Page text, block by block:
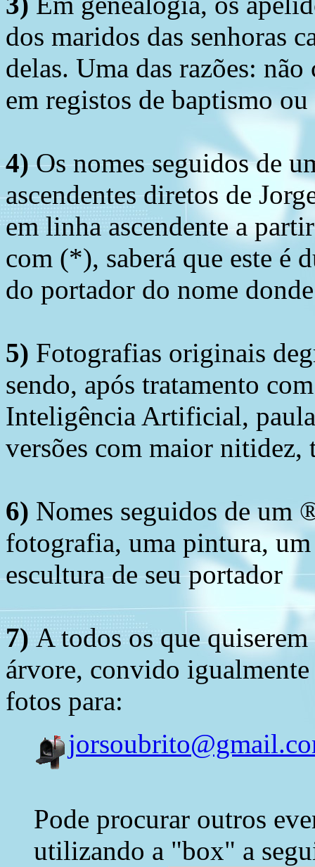
dos maridos das senhoras
delas. Uma das razões:
em registos de baptismo
4)Os nomes seguidos de
ascendentes diretos de
em linha ascendente a
com (*), saberá que este é
do portador do nome
5) Fotografias originais
sendo, após tratamento
Inteligência Artificial,
versões com maior nitidez,
6) Nomes seguidos de um
fotografia, uma pintura,
escultura de seu portador
7) A todos os que
árvore, convido
fotos para:
Pode procurar outros
utilizando a "box" a